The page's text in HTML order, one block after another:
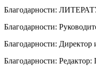
Благодарности:
Благодарности:
Благодарности: Директор
Благодарности: